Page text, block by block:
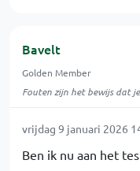
Bavelt
Golden Member
Fouten zijn het bewijs dat
vrijdag 9 januari 2026
Ben ik nu aan het